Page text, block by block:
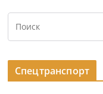
Спецтранспорт